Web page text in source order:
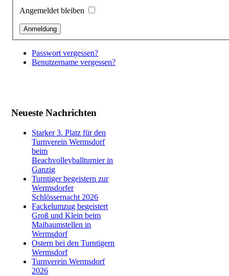
Angemeldet bleiben
Passwort vergessen?
Benutzername vergessen?
Neueste Nachrichten
Starker 3. Platz für den
Turnverein Wermsdorf
beim
Beachvolleyballturnier in
Ganzig
Turntiger begeistern zur
Wermsdorfer
Schlössernacht 2026
Fackelumzug begeistert
Groß und Klein beim
Maibaumstellen in
Wermsdorf
Ostern bei den Turntigern
Wermsdorf
Turnverein Wermsdorf
2026